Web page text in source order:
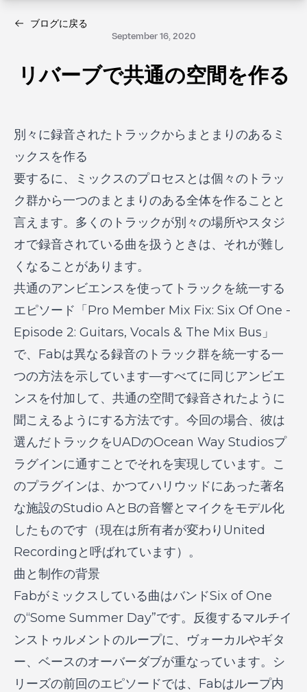
ブログに戻る
September 16, 2020
リバーブで共通の空間を作る
別々に録音されたトラックからまとまりのあるミ
ックスを作る
要するに、ミックスのプロセスとは個々のトラッ
ク群から一つのまとまりのある全体を作ることと
言えます。多くのトラックが別々の場所やスタジ
オで録音されている曲を扱うときは、それが難し
くなることがあります。
共通のアンビエンスを使ってトラックを統一する
エピソード「 Pro Member Mix Fix: Six Of One -
Episode 2: Guitars, Vocals & The Mix Bus 」
で、Fabは異なる録音のトラック群を統一する一
つの方法を示しています—すべてに同じアンビエ
ンスを付加して、共通の空間で録音されたように
聞こえるようにする方法です。今回の場合、彼は
選んだトラックをUADのOcean Way Studiosプ
ラグインに通すことでそれを実現しています。こ
のプラグインは、かつてハリウッドにあった著名
な施設のStudio AとBの音響とマイクをモデル化
したものです（現在は所有者が変わりUnited
Recordingと呼ばれています）。
曲と制作の背景
Fabがミックスしている曲はバンドSix of One
の“Some Summer Day”です。反復するマルチイ
ンストゥルメントのループに、ヴォーカルやギタ
ー、ベースのオーバーダブが重なっています。シ
リーズの前回のエピソードでは、Fabはループ内